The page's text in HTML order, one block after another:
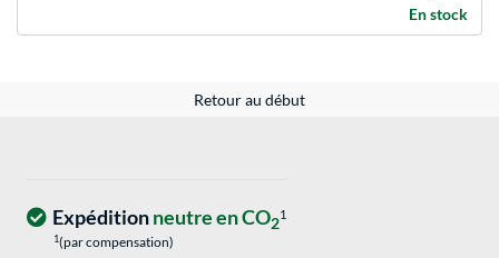
En stock
Retour au début
Expéditionneutre en CO21
1(par compensation)